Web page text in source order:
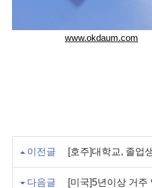
www.okdaum.com
이전글
[호주]대학교, 졸업
다음글
[미국]5년이상 거주